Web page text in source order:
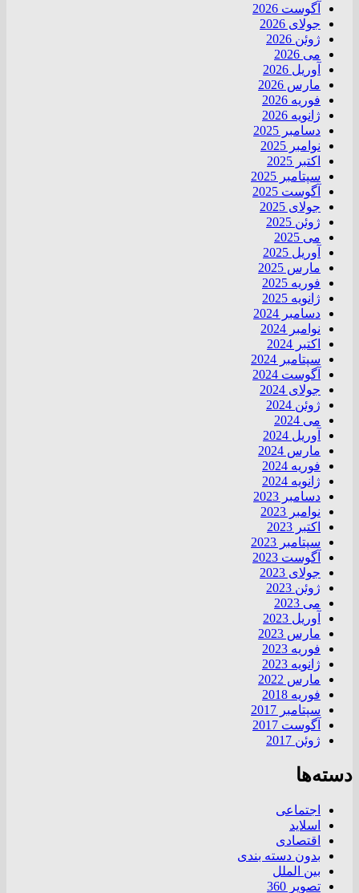
آگوست 2026
جولای 2026
ژوئن 2026
می 2026
آوریل 2026
مارس 2026
فوریه 2026
ژانویه 2026
دسامبر 2025
نوامبر 2025
اکتبر 2025
سپتامبر 2025
آگوست 2025
جولای 2025
ژوئن 2025
می 2025
آوریل 2025
مارس 2025
فوریه 2025
ژانویه 2025
دسامبر 2024
نوامبر 2024
اکتبر 2024
سپتامبر 2024
آگوست 2024
جولای 2024
ژوئن 2024
می 2024
آوریل 2024
مارس 2024
فوریه 2024
ژانویه 2024
دسامبر 2023
نوامبر 2023
اکتبر 2023
سپتامبر 2023
آگوست 2023
جولای 2023
ژوئن 2023
می 2023
آوریل 2023
مارس 2023
فوریه 2023
ژانویه 2023
مارس 2022
فوریه 2018
سپتامبر 2017
آگوست 2017
ژوئن 2017
دسته‌ها
اجتماعی
اسلاید
اقتصادی
بدون دسته بندی
بین الملل
تصویر 360